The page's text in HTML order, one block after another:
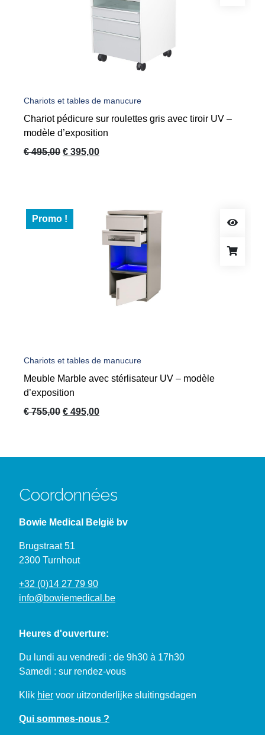
Chariots et tables de manucure
Chariot pédicure sur roulettes gris avec tiroir UV –
modèle d’exposition
€495,00 Le
€ 495,00.
€ 395,00Le
€ 395,00.
Promo !
Chariots et tables de manucure
Meuble Marble avec stérlisateur UV – modèle
d’exposition
€755,00 Le
€ 495,00Le
Coordonnées
Bowie Medical België bv
Brugstraat 51
2300 Turnhout
+32 (0)14 27 79 90
info@bowiemedical.be
Heures d'ouverture:
Du lundi au vendredi : de 9h30 à 17h30
Samedi : sur rendez-vous
Klik hier voor uitzonderlijke sluitingsdagen
Qui sommes-nous ?